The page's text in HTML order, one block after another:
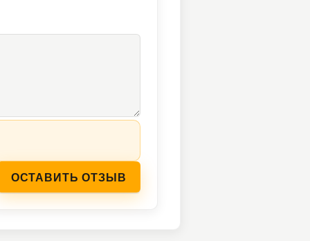
ОСТАВИТЬ ОТЗЫВ